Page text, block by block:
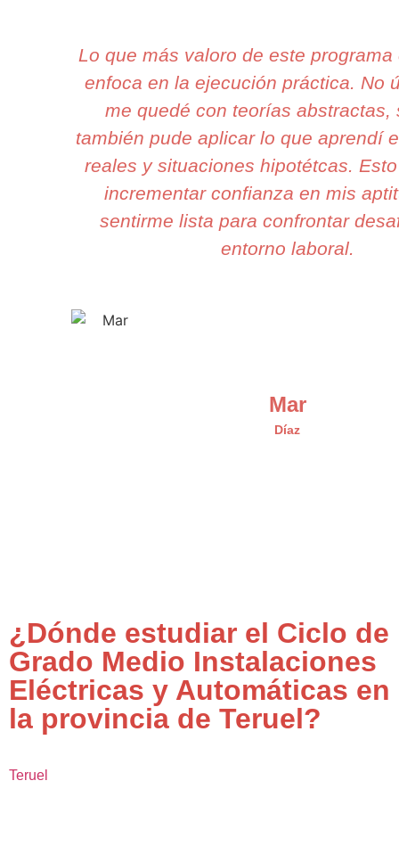
Lo que más valoro de este programa
enfoca en la ejecución práctica. No
me quedé con teorías abstractas,
también pude aplicar lo que aprendí
reales y situaciones hipotétcas.
incrementar confianza en mis
sentirme lista para confrontar
entorno laboral.
Mar
Díaz
¿Dónde estudiar el Ciclo de
Grado Medio Instalaciones
Eléctricas y Automáticas en
la provincia de Teruel?
Teruel